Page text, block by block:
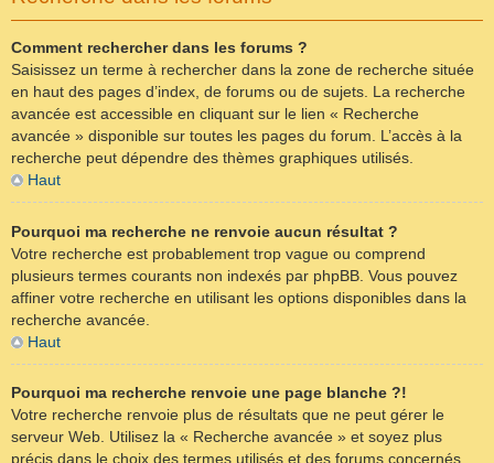
Comment rechercher dans les forums ?
Saisissez un terme à rechercher dans la zone de recherche située
en haut des pages d’index, de forums ou de sujets. La recherche
avancée est accessible en cliquant sur le lien « Recherche
avancée » disponible sur toutes les pages du forum. L’accès à la
recherche peut dépendre des thèmes graphiques utilisés.
Haut
Pourquoi ma recherche ne renvoie aucun résultat ?
Votre recherche est probablement trop vague ou comprend
plusieurs termes courants non indexés par phpBB. Vous pouvez
affiner votre recherche en utilisant les options disponibles dans la
recherche avancée.
Haut
Pourquoi ma recherche renvoie une page blanche ?!
Votre recherche renvoie plus de résultats que ne peut gérer le
serveur Web. Utilisez la « Recherche avancée » et soyez plus
précis dans le choix des termes utilisés et des forums concernés